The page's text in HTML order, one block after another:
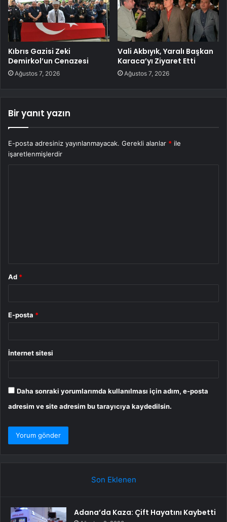
Kıbrıs Gazisi Zeki
Demirkol’un Cenazesi
Ağustos 7, 2026
Vali Akbıyık, Yaralı Başkan
Karaca’yı Ziyaret Etti
Ağustos 7, 2026
Bir yanıt yazın
E-posta adresiniz yayınlanmayacak. Gerekli alanlar * ile
işaretlenmişlerdir
Ad *
E-posta *
İnternet sitesi
Daha sonraki yorumlarımda kullanılması için adım, e-posta
adresim ve site adresim bu tarayıcıya kaydedilsin.
Son Eklenen
Adana’da Kaza: Çift Hayatını Kaybetti